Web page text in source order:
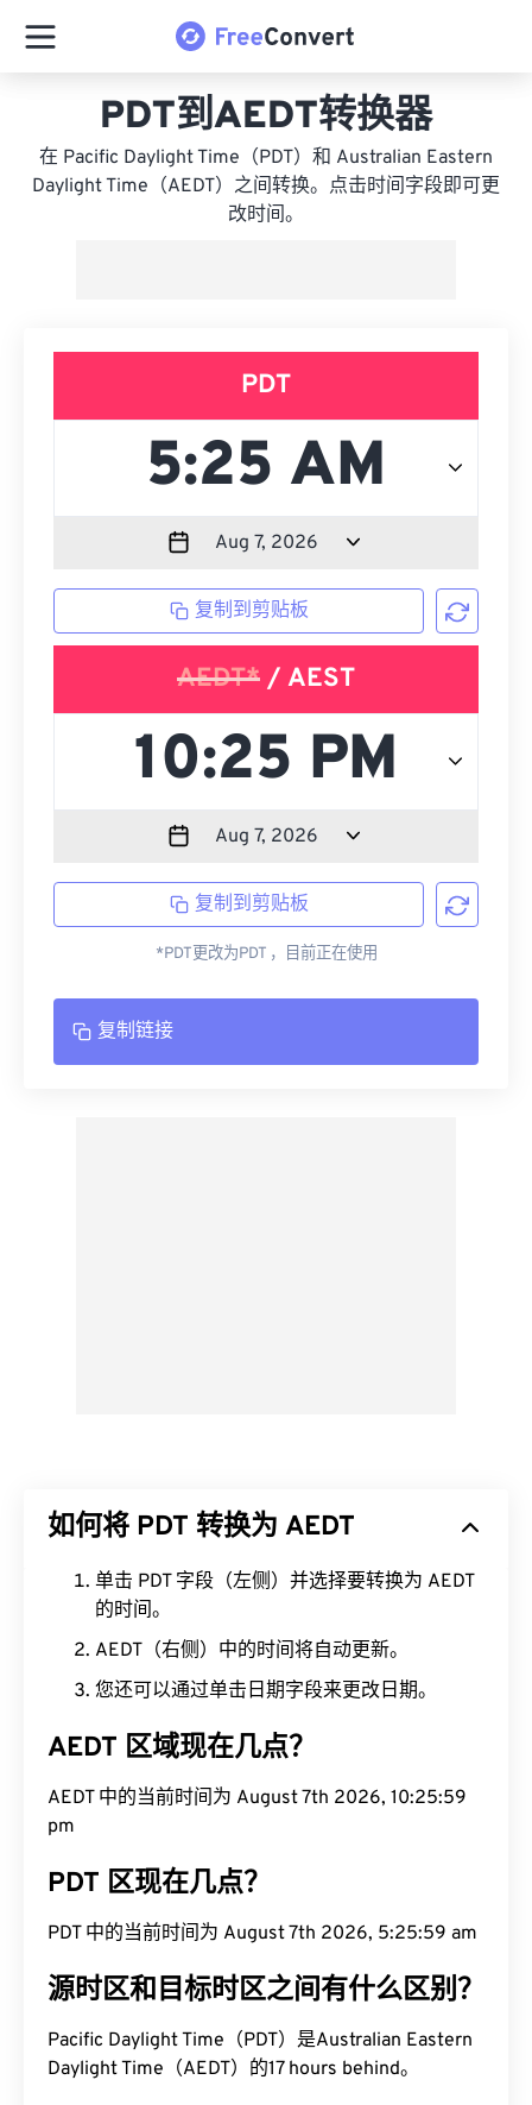
PDT到AEDT转换器
在 Pacific Daylight Time（PDT）和 Australian Eastern
Daylight Time（AEDT）之间转换。点击时间字段即可更
改时间。
PDT
复制到剪贴板
AEDT* / AEST
复制到剪贴板
*PDT更改为PDT ，目前正在使用
复制链接
如何将 PDT 转换为 AEDT
单击 PDT 字段（左侧）并选择要转换为 AEDT
的时间。
AEDT（右侧）中的时间将自动更新。
您还可以通过单击日期字段来更改日期。
AEDT 区域现在几点？
AEDT 中的当前时间为 August 7th 2026, 10:26:00
pm
PDT 区现在几点？
PDT 中的当前时间为 August 7th 2026, 5:26:00 am
源时区和目标时区之间有什么区别？
Pacific Daylight Time（PDT）是Australian Eastern
Daylight Time（AEDT）的17 hours behind。